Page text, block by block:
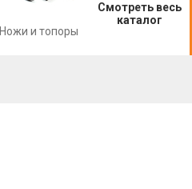
Ножи и топоры
Смотреть весь
каталог